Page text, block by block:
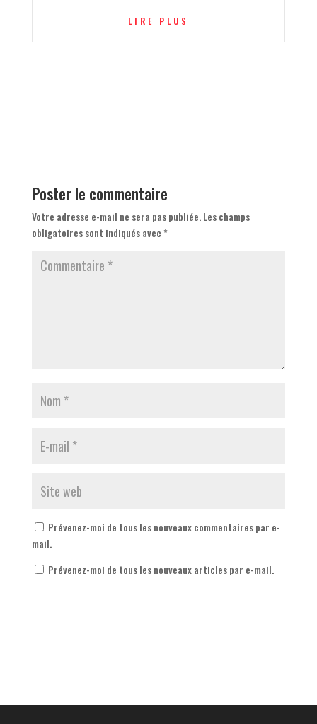
LIRE PLUS
Poster le commentaire
Votre adresse e-mail ne sera pas publiée. Les champs
obligatoires sont indiqués avec*
Prévenez-moi de tous les nouveaux commentaires par e-
mail.
Prévenez-moi de tous les nouveaux articles par e-mail.